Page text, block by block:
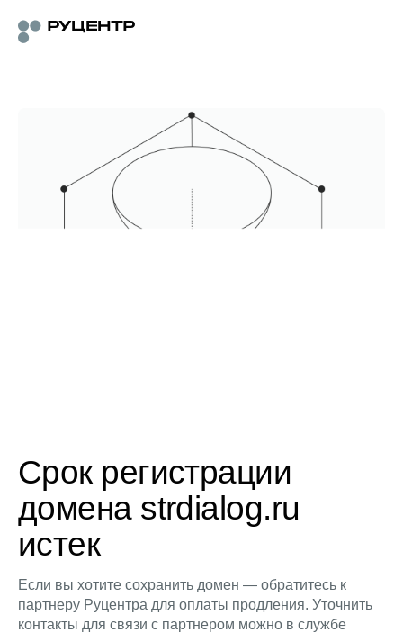
Срок регистрации
домена strdialog.ru
истек
Если вы хотите сохранить домен — обратитесь к
партнеру Руцентра для оплаты продления. Уточнить
контакты для связи с партнером можно в службе